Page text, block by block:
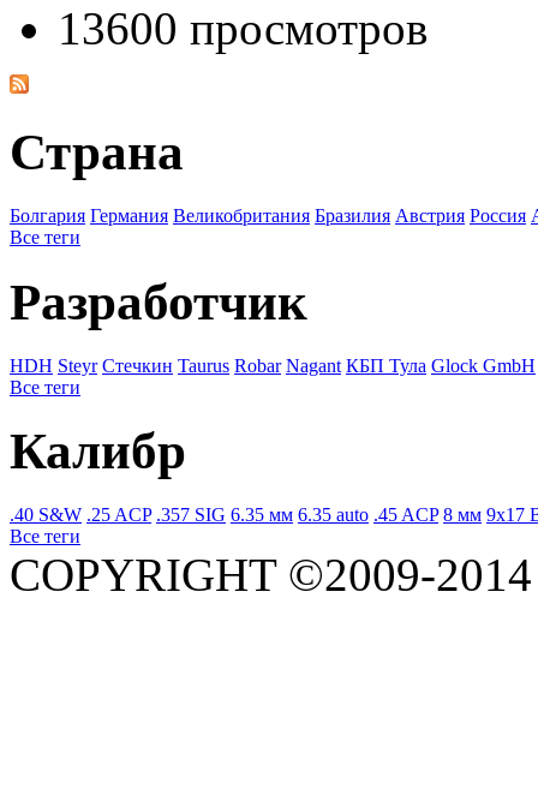
13600 просмотров
Страна
Болгария Германия Великобритания Бразилия Австрия Росcия
Все теги
Разработчик
HDH Steyr Стечкин Taurus Robar Nagant КБП Тула Glock GmbH
Все теги
Калибр
.40 S&W .25 ACP .357 SIG 6.35 мм 6.35 auto .45 ACP 8 мм 9x17
Все теги
COPYRIGHT ©2009-